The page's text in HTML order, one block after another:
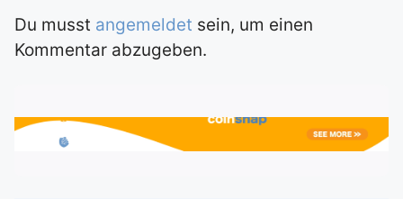
Du musst angemeldet sein, um einen
Kommentar abzugeben.